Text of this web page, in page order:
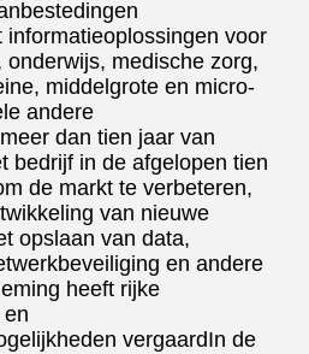
informatieoplossingen voor
medische zorg,
middelgrote en micro-
andere
dan tien jaar van
bedrijf in de afgelopen tien
de markt te verbeteren,
van nieuwe
opslaan van data,
en andere
heeft rijke
vergaardIn de